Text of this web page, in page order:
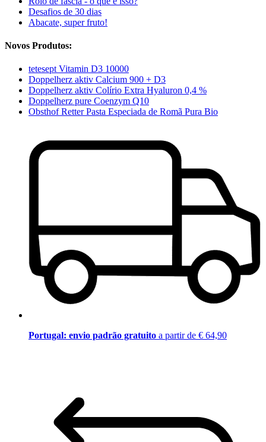
Desafios de 30 dias
Abacate, super fruto!
Novos Produtos:
tetesept Vitamin D3 10000
Doppelherz aktiv Calcium 900 + D3
Doppelherz aktiv Colírio Extra Hyaluron 0,4 %
Doppelherz pure Coenzym Q10
Obsthof Retter Pasta Especiada de Romã Pura Bio
Portugal: envio padrão gratuito a partir de € 64,90